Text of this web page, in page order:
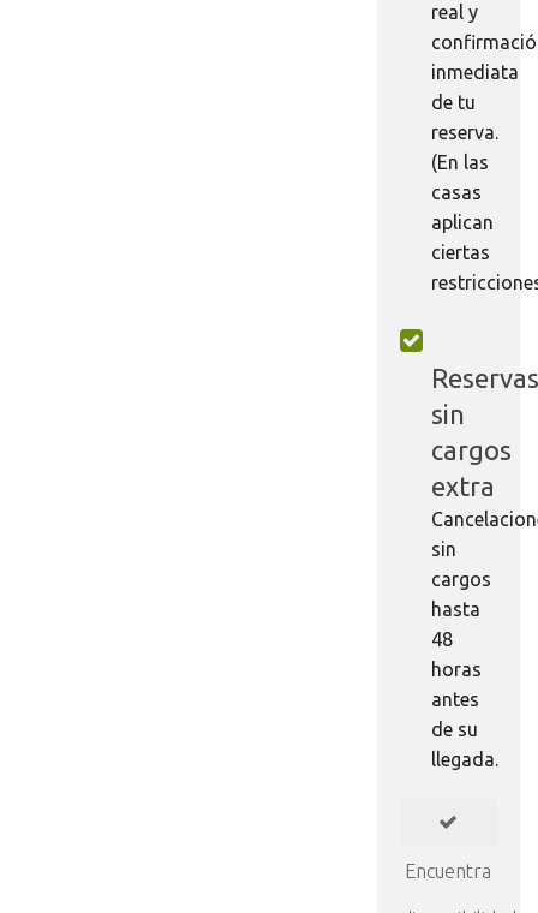
real y
inmediata
de tu
reserva.
(En las
casas
aplican
ciertas
sin
cargos
extra
sin
cargos
hasta
48
horas
antes
de su
llegada.
Encuentra